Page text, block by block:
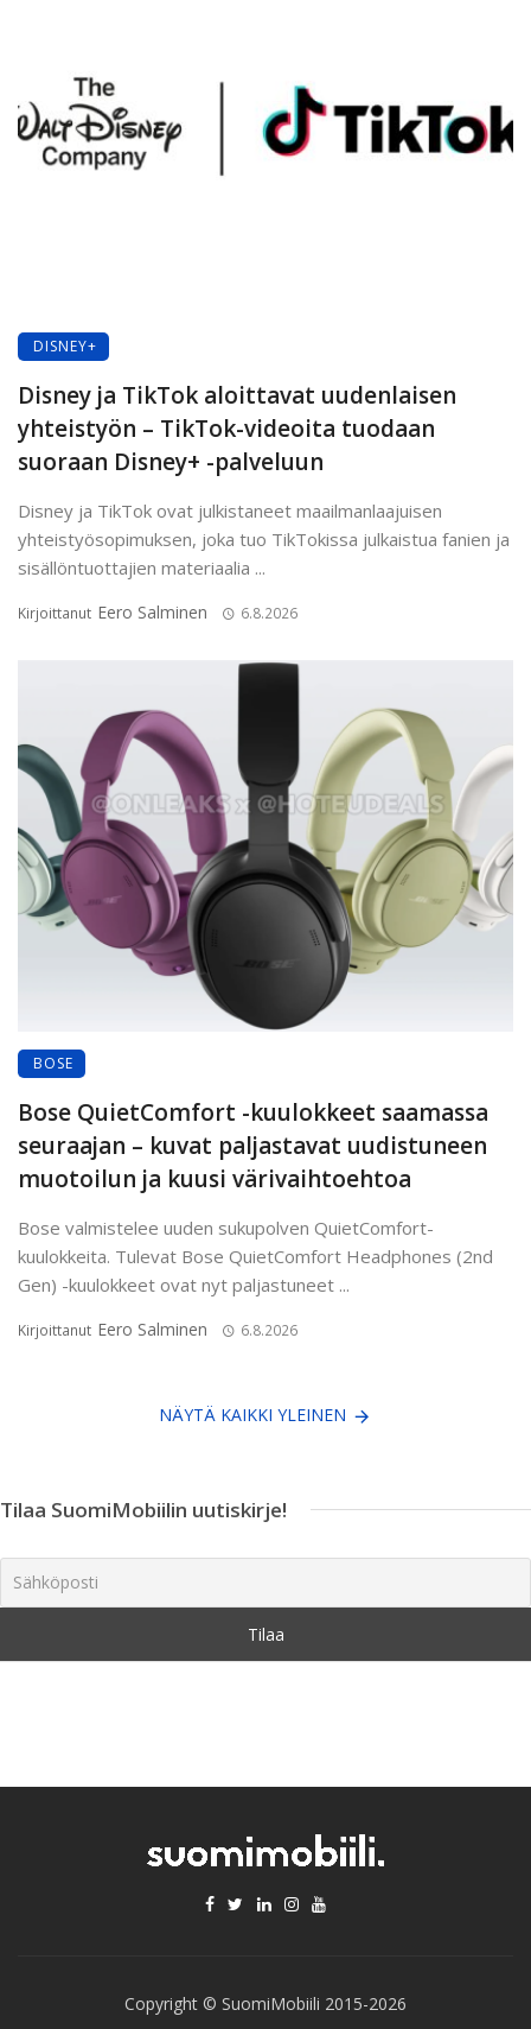
DISNEY+
Disney ja TikTok aloittavat uudenlaisen
yhteistyön – TikTok-videoita tuodaan
suoraan Disney+ -palveluun
Disney ja TikTok ovat julkistaneet maailmanlaajuisen
yhteistyösopimuksen, joka tuo TikTokissa julkaistua fanien ja
sisällöntuottajien materiaalia ...
Kirjoittanut Eero Salminen 6.8.2026
BOSE
Bose QuietComfort -kuulokkeet saamassa
seuraajan – kuvat paljastavat uudistuneen
muotoilun ja kuusi värivaihtoehtoa
Bose valmistelee uuden sukupolven QuietComfort-
kuulokkeita. Tulevat Bose QuietComfort Headphones (2nd
Gen) -kuulokkeet ovat nyt paljastuneet ...
Kirjoittanut Eero Salminen 6.8.2026
NÄYTÄ KAIKKI YLEINEN
Tilaa SuomiMobiilin uutiskirje!
Copyright © SuomiMobiili 2015-2026